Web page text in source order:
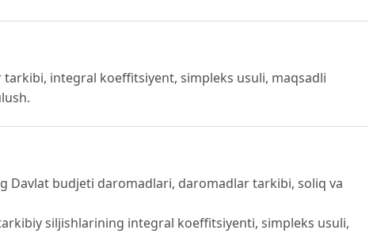
integral koeffitsiyent, simpleks usuli, maqsadli
Davlat budjeti daromadlari, daromadlar tarkibi, soliq va
siljishlarining integral koeffitsiyenti, simpleks usuli,